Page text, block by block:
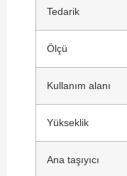
Tedarik
Ölçü
Kullanım alanı
Yükseklik
Ana taşıyıcı